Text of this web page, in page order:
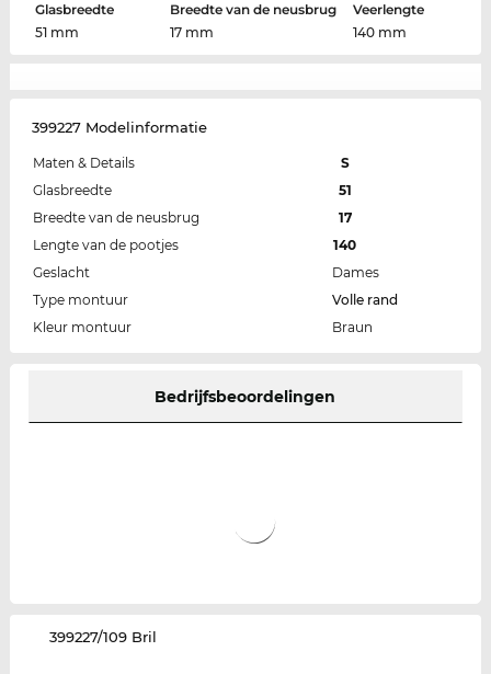
Glasbreedte
51 mm
Breedte van de neusbrug
17 mm
Veerlengte
140 mm
399227 Modelinformatie
Maten & Details
S
Glasbreedte
51
Breedte van de neusbrug
17
Lengte van de pootjes
140
Geslacht
Dames
Type montuur
Volle rand
Kleur montuur
Braun
Bedrijfsbeoordelingen
‌399227/109 Bril